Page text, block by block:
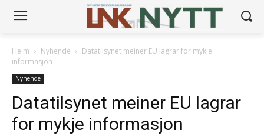
Heim Nyhende
Datatilsynet meiner EU lagrar for mykje
informasjon
Nyhende
Datatilsynet meiner EU lagrar
for mykje informasjon